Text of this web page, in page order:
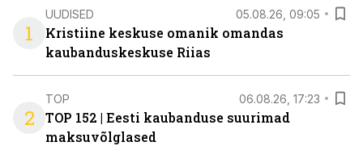
1
UUDISED 05.08.26, 09:05
Kristiine keskuse omanik omandas
kaubanduskeskuse Riias
2
TOP 06.08.26, 17:23
TOP 152 | Eesti kaubanduse suurimad
maksuvõlglased